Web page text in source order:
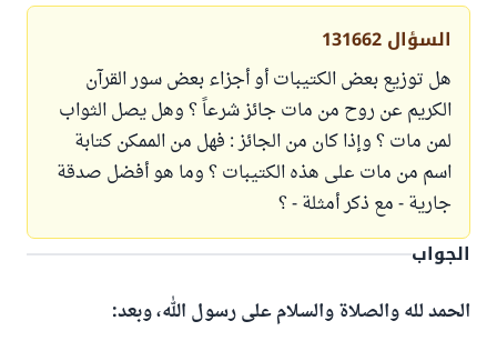
السؤال 131662
هل توزيع بعض الكتيبات أو أجزاء بعض سور القرآن
الكريم عن روح من مات جائز شرعاً ؟ وهل يصل الثواب
لمن مات ؟ وإذا كان من الجائز : فهل من الممكن كتابة
اسم من مات على هذه الكتيبات ؟ وما هو أفضل صدقة
جارية - مع ذكر أمثلة - ؟
الجواب
الحمد لله والصلاة والسلام على رسول الله، وبعد: